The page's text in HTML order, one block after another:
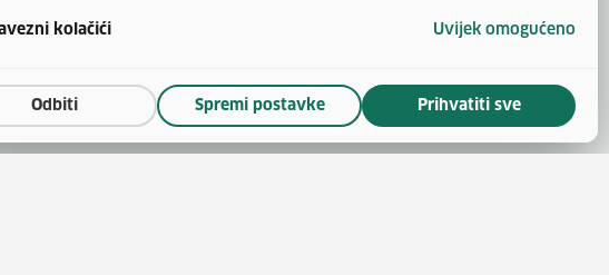
kolačići Uvijek omogućeno
Odbiti Spremi postavke Prihvatiti sve